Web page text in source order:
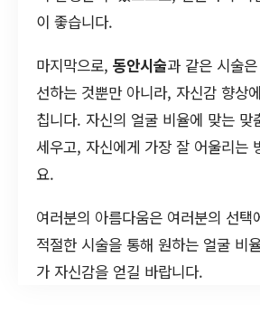
이 좋습니다.
마지막으로, 동안시술과 같은 시술
선하는 것뿐만 아니라, 자신감 향상
칩니다. 자신의 얼굴 비율에 맞는 맞
세우고, 자신에게 가장 잘 어울리는
요.
여러분의 아름다움은 여러분의 선택
적절한 시술을 통해 원하는 얼굴 비
가 자신감을 얻길 바랍니다.